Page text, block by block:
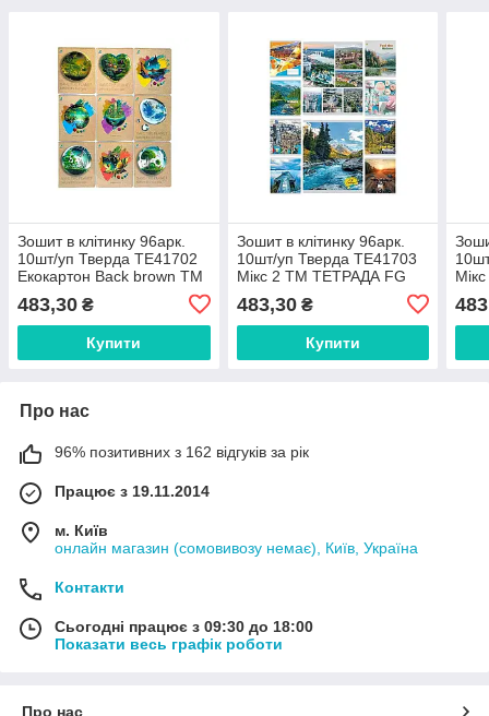
Зошит в клітинку 96арк.
10шт/уп Тверда ТЕ41702
Екокартон Back brown ТМ
483,30 ₴
Купити
Зошит в клітинку 96арк.
10шт/уп Тверда ТЕ41703
Мікс 2 ТМ ТЕТРАДА FG
483,30₴
Купити
Про нас
96% позитивних з 162 відгуків за рік
Працює з 19.11.2014
м. Київ
онлайн магазин (сомовивозу немає), Київ, Україна
Контакти
Сьогодні працює з 09:30 до 18:00
Показати весь графік роботи
Про нас